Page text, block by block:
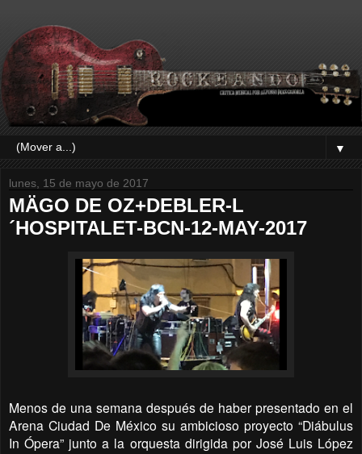
▼
lunes, 15 de mayo de 2017
MÄGO DE OZ+DEBLER-L
´HOSPITALET-BCN-12-MAY-2017
Menos de una semana después de haber presentado en el
Arena Ciudad De México su ambicioso proyecto “Diábulus
In Ópera” junto a la orquesta dirigida por José Luis López